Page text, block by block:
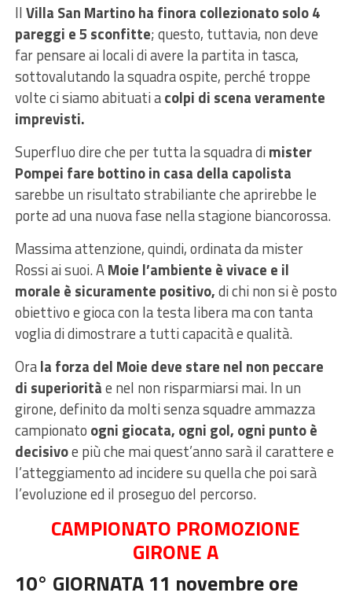
IlVilla San Martino ha finora collezionato solo 4
pareggi e 5 sconfitte; questo, tuttavia, non deve
far pensare ai locali di avere la partita in tasca,
sottovalutando la squadra ospite, perché troppe
volte ci siamo abituati acolpi di scena veramente
imprevisti.
Superfluo dire che per tutta la squadra dimister
Pompei fare bottino in casa della capolista
sarebbe un risultato strabiliante che aprirebbe le
porte ad una nuova fase nella stagione biancorossa.
Massima attenzione, quindi, ordinata da mister
Rossi ai suoi. AMoie l’ambiente è vivace e il
morale è sicuramente positivo,di chi non si è posto
obiettivo e gioca con la testa libera ma con tanta
voglia di dimostrare a tutti capacità e qualità.
Orala forza del Moie deve stare nel non peccare
di superioritàe nel non risparmiarsi mai. In un
girone, definito da molti senza squadre ammazza
campionato ogni giocata, ogni gol, ogni punto è
decisivoe più che mai quest’anno sarà il carattere e
l’atteggiamento ad incidere su quella che poi sarà
l’evoluzione ed il proseguo del percorso.
CAMPIONATO PROMOZIONE
GIRONE A
10° GIORNATA 11 novembre ore